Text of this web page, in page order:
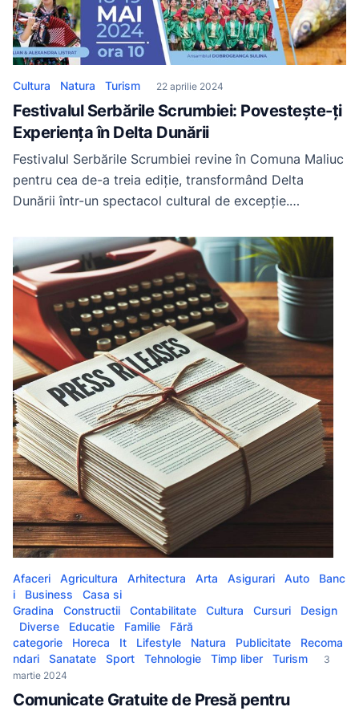
Cultura Natura Turism 22 aprilie 2024
Festivalul Serbările Scrumbiei: Povestește-ți
Experiența în Delta Dunării
Festivalul Serbările Scrumbiei revine în Comuna Maliuc
pentru cea de-a treia ediție, transformând Delta
Dunării într-un spectacol cultural de excepție.
într-un cadru unic în perioada 18-19 mai 2024. Pentru
mai multe detalii acceseaza pagina de facebook a
evenimentului. Pentru mai multe detalii acceseaza
pagina de facebook a evenimentului. Experiența […]
Afaceri Agricultura Arhitectura Arta Asigurari Auto
Banc
i
Business
Casa si
Gradina
Constructii Contabilitate Cultura Cursuri
Design
Diverse
Educatie Familie
Fără
categorie
Horeca It Lifestyle Natura Publicitate
Recoma
ndari
Sanatate Sport Tehnologie Timp liber Turism
3
martie 2024
Comunicate Gratuite de Presă pentru